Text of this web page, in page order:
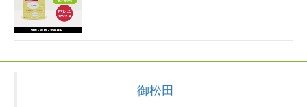
御松田